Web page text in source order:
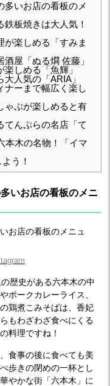
多いお店の看板のメ
板焼きは大人気！
が楽しめる「すみま
屋「ぬる燗 佐藤」
しめる「魚輝」
人気の「ARIA」
ナーまで幅広く楽し
ゃぶが楽しめると有
てんぷらの名店「て
本木の名物！「イマ
う！
いお店の看板のメニ
歴史がある六本木の中
ポークカレーライス、
鶏煮こみそばは、香妃
もわざわざ食べにくる
料理ですね！
食事の後に食べても美
歩きの閉めの一杯とし
やかな街「六本木」に